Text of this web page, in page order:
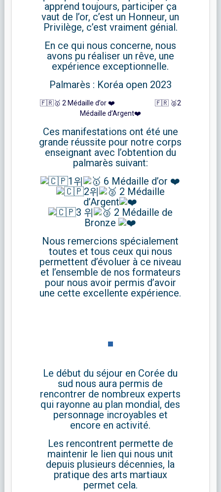
apprend toujours, participer ça
vaut de l’or, c’est un Honneur, un
Privilège, c’est vraiment génial.
En ce qui nous concerne, nous
avons pu réaliser un rêve, une
expérience exceptionnelle.
Palmarès : Koréa open 2023
🇫🇷🥇 2 Médaille d’or ❤️ 🇫🇷 🥈2
Médaille d’Argent❤️
Ces manifestations ont été une
grande réussite pour notre corps
enseignant avec l’obtention du
palmarès suivant:
1위
6 Médaille d’or ❤️
2위
2 Médaille
d’Argent
3 위
2 Médaille de
Bronze
Nous remercions spécialement
toutes et tous ceux qui nous
permettent d’évoluer à ce niveau
et l’ensemble de nos formateurs
pour nous avoir permis d’avoir
une cette excellente expérience.
Le début du séjour en Corée du
sud nous aura permis de
rencontrer de nombreux experts
qui rayonne au plan mondial, des
personnage incroyables et
encore en activité.
Les rencontrent permette de
maintenir le lien qui nous unit
depuis plusieurs décennies, la
pratique des arts martiaux
permet cela.